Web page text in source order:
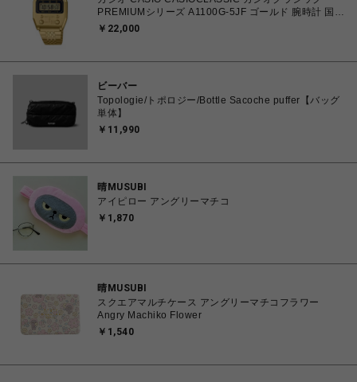
PREMIUMシリーズ A1100G-5JF ゴールド 腕時計 国内
正規品 4549526367212 【送料無料 北海道/沖縄/離島
￥22,000
ビーバー
Topologie/トポロジー/Bottle Sacoche puffer【バッグ
単体】
￥11,990
晴MUSUBI
アイピロー アングリーマチコ
￥1,870
晴MUSUBI
スクエアマルチケース アングリーマチコフラワー
Angry Machiko Flower
￥1,540